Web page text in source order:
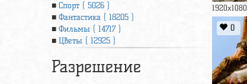
Спорт ( 5026 )
Фантастика ( 18205 )
Фильмы ( 14717 )
Цветы ( 12925 )
Разрешение
1920x1080
0